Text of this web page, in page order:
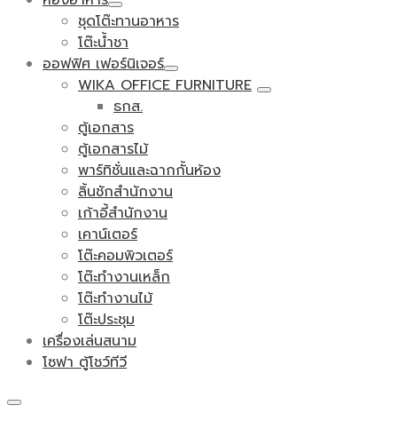
ชุดโต๊ะทานอาหาร
โต๊ะน้ำชา
ออฟฟิศ เฟอร์นิเจอร์
WIKA OFFICE FURNITURE
ธกส.
ตู้เอกสาร
ตู้เอกสารไม้
พาร์ทิชั่นและฉากกั้นห้อง
ลิ้นชักสำนักงาน
เก้าอี้สำนักงาน
เคาน์เตอร์
โต๊ะคอมพิวเตอร์
โต๊ะทำงานเหล็ก
โต๊ะทำงานไม้
โต๊ะประชุม
เครื่องเล่นสนาม
โซฟา ตู้โชว์ทีวี